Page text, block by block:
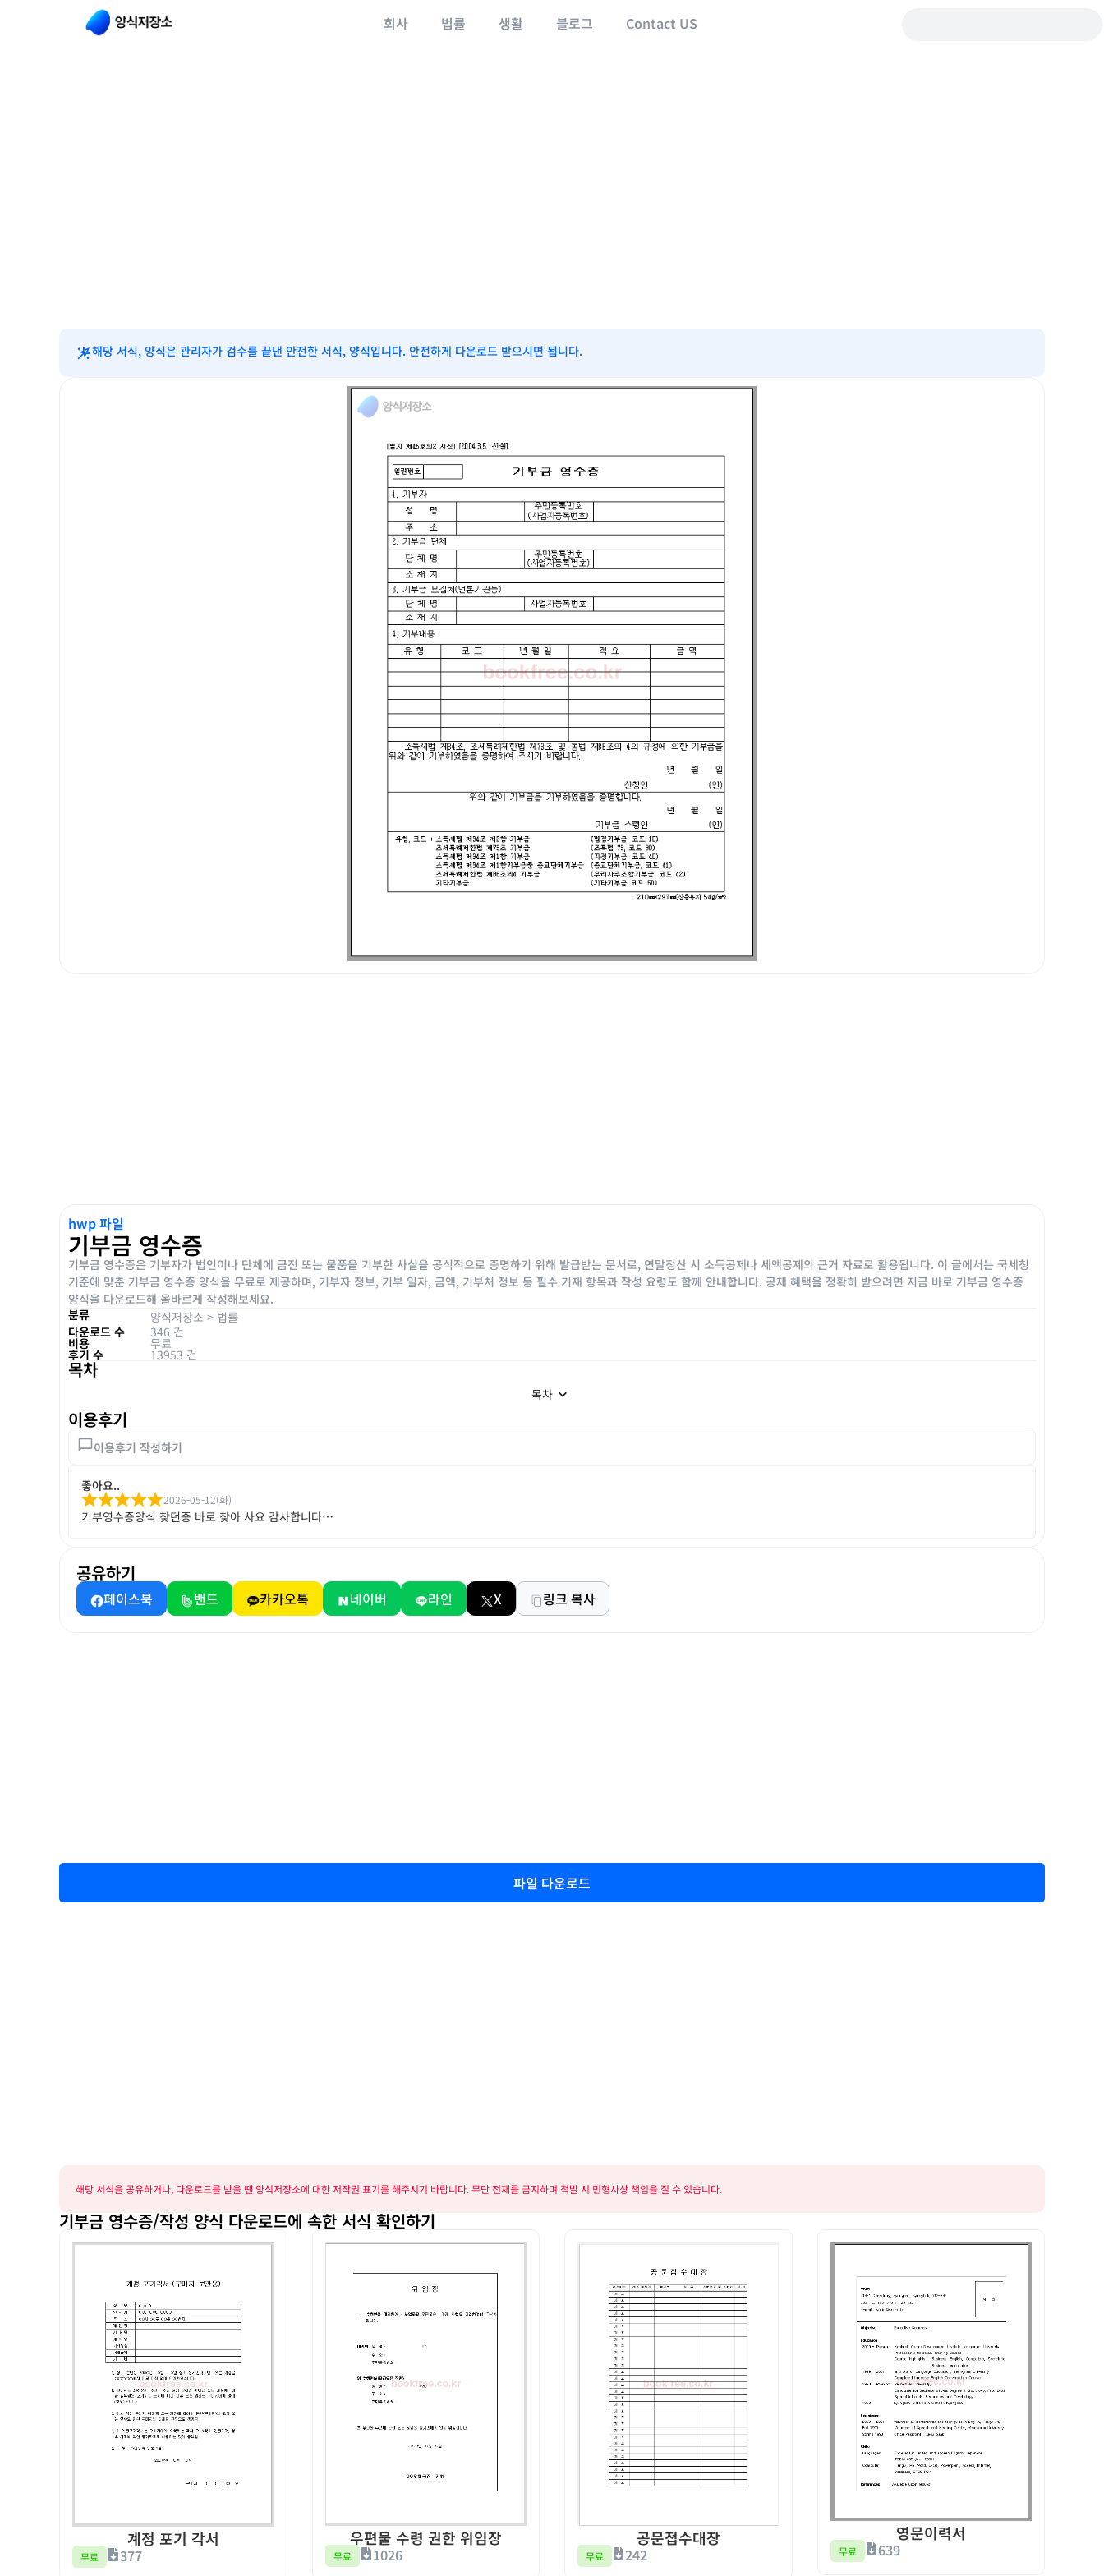
회사 법률 생활 블로그 Contact US
해당 서식, 양식은 관리자가 검수를 끝낸 안전한 서식, 양식입니다. 안전하게 다운로드 받으시면 됩니다.
hwp 파일
기부금 영수증
기부금 영수증은 기부자가 법인이나 단체에 금전 또는 물품을 기부한 사실을 공식적으로 증명하기 위해 발급받는 문서로, 연말정산 시 소득공제나 세액공제의 근거 자료로 활용됩니다. 이 글에서는 국세청
기준에 맞춘 기부금 영수증 양식을 무료로 제공하며, 기부자 정보, 기부 일자, 금액, 기부처 정보 등 필수 기재 항목과 작성 요령도 함께 안내합니다. 공제 혜택을 정확히 받으려면 지금 바로 기부금 영수증
양식을 다운로드해 올바르게 작성해보세요.
분류
양식저장소 > 법률
다운로드 수
346 건
비용 무료
후기 수 13953 건
목차
목차
이용후기
이용후기 작성하기
좋아요..
2026-05-12(화)
기부영수증양식 찾던중 바로 찾아 사요 감사합니다…
공유하기
페이스북 밴드 카카오톡 네이버 라인 X 링크 복사
파일 다운로드
해당 서식을 공유하거나, 다운로드를 받을 땐 양식저장소에 대한 저작권 표기를 해주시기 바랍니다. 무단 전재를 금지하며 적발 시 민형사상 책임을 질 수 있습니다.
기부금 영수증/작성 양식 다운로드에 속한 서식 확인하기
계정 포기 각서
무료 377
우편물 수령 권한 위임장
무료 1026
공문접수대장
무료 242
영문이력서
무료 639